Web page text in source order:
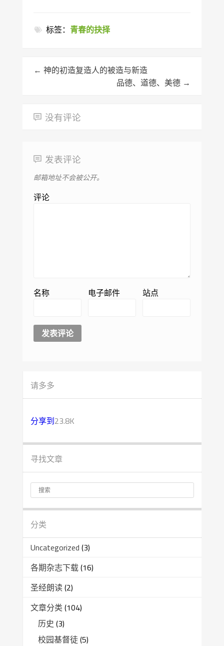
标签： 青春的抉择
← 神的初造复造人的被造与新造
品德、道德、美德 →
没有评论
发表评论
邮箱地址不会被公开。
评论
名称 电子邮件 站点
请多多
分享到23.8K
寻找文章
分类
Uncategorized (3)
各期杂志下载(16)
圣经朗读(2)
文章分类 (104)
历史 (3)
校园基督徒(5)